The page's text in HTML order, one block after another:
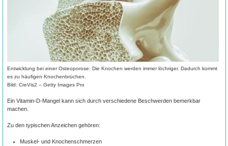
Entwicklung bei einer Osteoporose: Die Knochen werden immer löchriger. Dadurch kommt
es zu häufigen Knochenbrüchen.
Bild: CreVis2 – Getty Images Pro
Ein Vitamin-D-Mangel kann sich durch verschiedene Beschwerden bemerkbar
machen.
Zu den typischen Anzeichen gehören:
Muskel- und Knochenschmerzen